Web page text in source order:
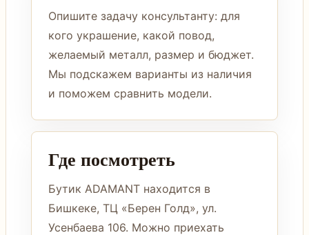
Опишите задачу консультанту: для
кого украшение, какой повод,
желаемый металл, размер и бюджет.
Мы подскажем варианты из наличия
и поможем сравнить модели.
Где посмотреть
Бутик ADAMANT находится в
Бишкеке, ТЦ «Берен Голд», ул.
Усенбаева 106. Можно приехать